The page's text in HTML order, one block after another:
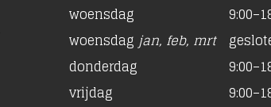
woensdag
woensdag jan, feb, mrt
donderdag
vrijdag